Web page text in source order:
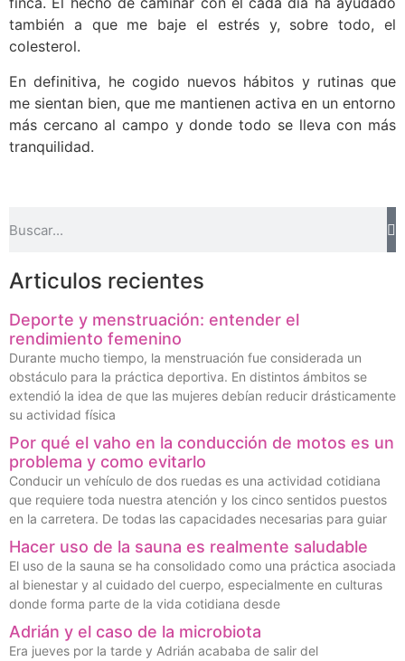
también a que me baje el estrés y, sobre todo, el
colesterol.
En definitiva, he cogido nuevos hábitos y rutinas que
me sientan bien, que me mantienen activa en un entorno
más cercano al campo y donde todo se lleva con más
tranquilidad.
Articulos recientes
Deporte y menstruación: entender el
rendimiento femenino
Durante mucho tiempo, la menstruación fue considerada un
obstáculo para la práctica deportiva. En distintos ámbitos se
extendió la idea de que las mujeres debían reducir drásticamente
su actividad física
Por qué el vaho en la conducción de motos es un
problema y como evitarlo
Conducir un vehículo de dos ruedas es una actividad cotidiana
que requiere toda nuestra atención y los cinco sentidos puestos
en la carretera. De todas las capacidades necesarias para guiar
Hacer uso de la sauna es realmente saludable
El uso de la sauna se ha consolidado como una práctica asociada
al bienestar y al cuidado del cuerpo, especialmente en culturas
donde forma parte de la vida cotidiana desde
Adrián y el caso de la microbiota
Era jueves por la tarde y Adrián acababa de salir del